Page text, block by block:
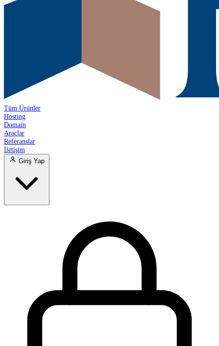
Tüm Ürünler
Hosting
Domain
Araçlar
Referanslar
İletişim
Giriş Yap